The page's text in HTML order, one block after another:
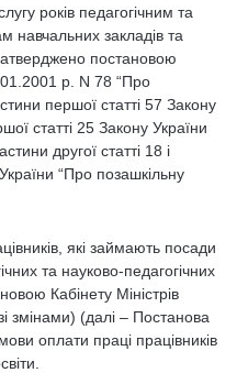
років педагогічним та
навчальних закладів та
постановою
р. N 78 “Про
першої статті 57 Закону
статті 25 Закону України
другої статті 18 і
“Про позашкільну
які займають посади
та науково-педагогічних
Кабінету Міністрів
змінами) (далі – Постанова
оплати праці працівників